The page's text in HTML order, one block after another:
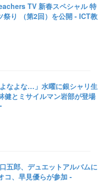
TV 新春スペシャル 特
祭り （第2回）を公開 - ICT教
よなよな…」水曜に銀シャリ生
健とミサイルマン岩部が登場
五郎、デュエットアルバムに
コ、早見優らが参加 -